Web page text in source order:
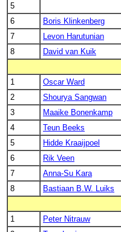
5
6
Boris Klinkenberg
7
Levon Harutunian
8
David van Kuik
1
Oscar Ward
2
Shourya Sangwan
3
Maaike Bonenkamp
4
Teun Beeks
5
Hidde Kraaijpoel
6
Rik Veen
7
Anna-Su Kara
8
Bastiaan B.W. Luiks
1
Peter Nitrauw